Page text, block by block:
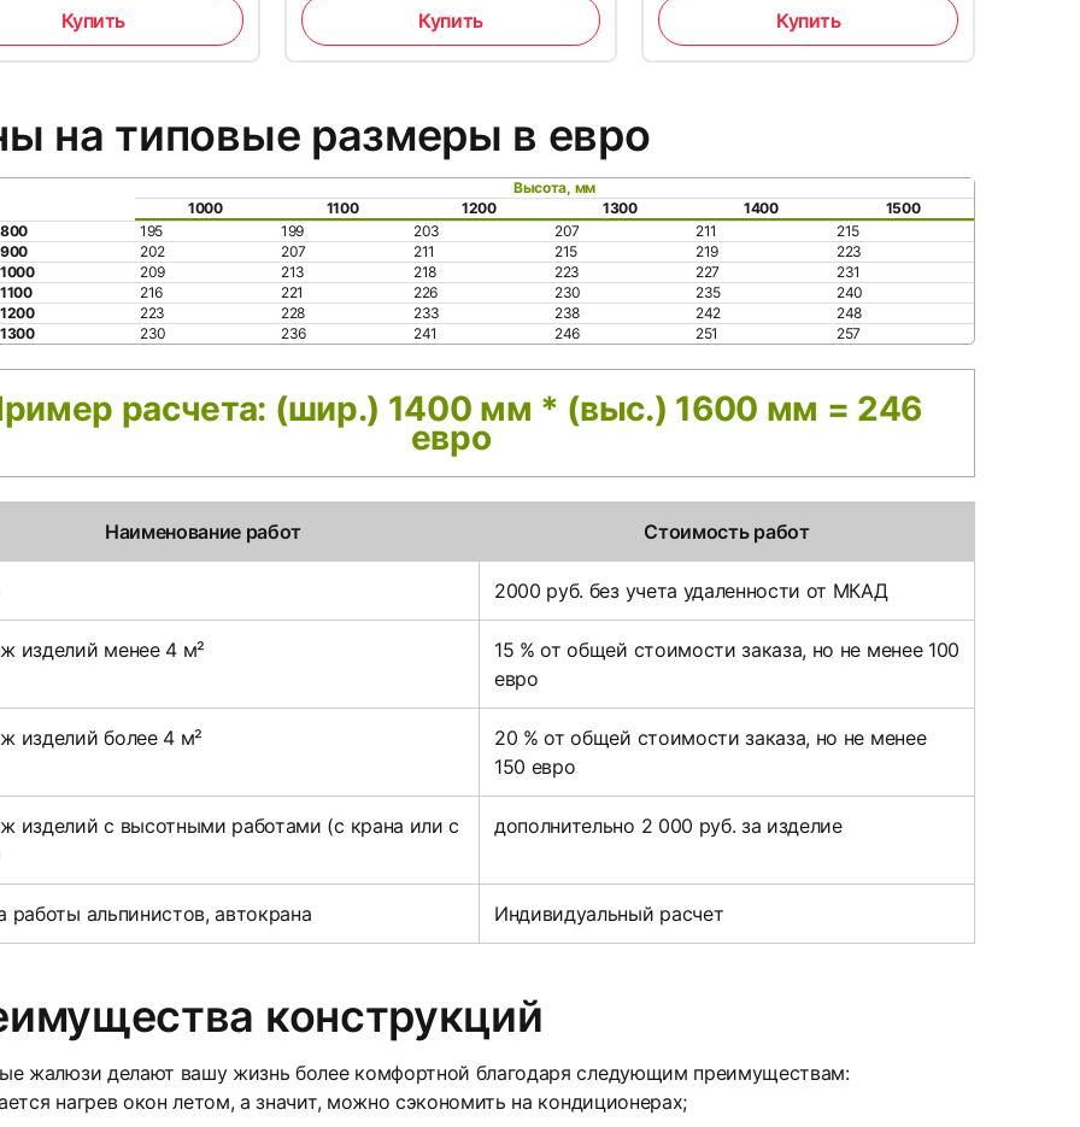
Купить Купить Купить
на типовые размеры в евро
Высота, мм
1000
1100 1200 1300 1400 1500
800 195 199 203 207 211
215
900
202 207 211 215 219
223
1000
209 213 218 223 227
231
1100
216 221 226 230 235
240
1200
223 228 233 238 242
248
1300
230 236 241 246 251 257
расчета: (шир.) 1400 мм * (выс.) 1600 мм = 246
евро
Наименование работ Стоимость работ
2000 руб. без учета удаленности от МКАД
изделий менее 4 м²
15 % от общей стоимости заказа, но не менее 100
евро
изделий более 4 м²
20 % от общей стоимости заказа, но не менее
150 евро
изделий с высотными работами (с крана или с
дополнительно 2 000 руб. за изделие
работы альпинистов, автокрана Индивидуальный расчет
конструкций
жалюзи делают вашу жизнь более комфортной благодаря следующим преимуществам:
нагрев окон летом, а значит, можно сэкономить на кондиционерах;